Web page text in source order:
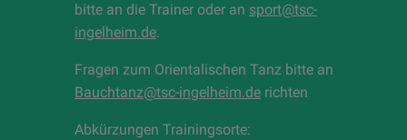
bitte an die Trainer oder an sport@tsc-
ingelheim.de.
Fragen zum Orientalischen Tanz bitte an
Bauchtanz@tsc-ingelheim.de richten
Abkürzungen Trainingsorte: